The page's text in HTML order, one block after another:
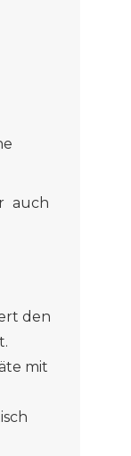
auch
den
mit